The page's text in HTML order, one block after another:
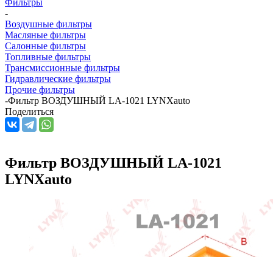
-
Воздушные фильтры
Масляные фильтры
Салонные фильтры
Топливные фильтры
Трансмиссионные фильтры
Гидравлические фильтры
Прочие фильтры
-Фильтр ВОЗДУШНЫЙ LA-1021 LYNXauto
Поделиться
Фильтр ВОЗДУШНЫЙ LA-1021
LYNXauto